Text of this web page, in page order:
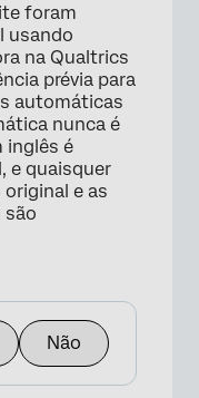
foram
usando
na Qualtrics
prévia para
automáticas
nunca é
inglês é
e quaisquer
e as
são
Não